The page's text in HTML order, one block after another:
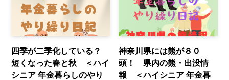
四季が二季化している？
短くなった春と秋 ＜ハイ
シニア 年金暮らしのやり
神奈川県には熊が８０
頭！ 県内の熊・出没情
報 ＜ハイシニア 年金暮